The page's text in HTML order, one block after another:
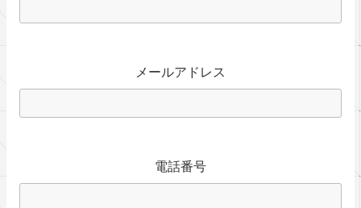
メールアドレス
電話番号